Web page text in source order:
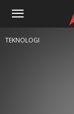
TEKNOLOGI